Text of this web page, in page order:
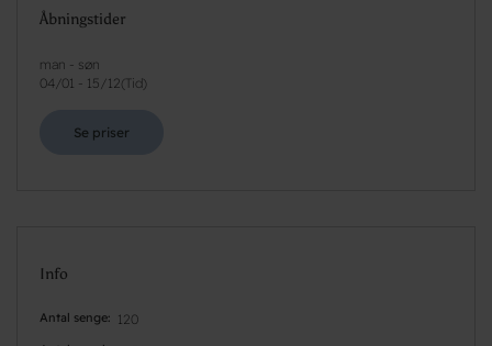
Åbningstider
man - søn
04/01 - 15/12( Tid)
Se priser
Info
Antal senge 120